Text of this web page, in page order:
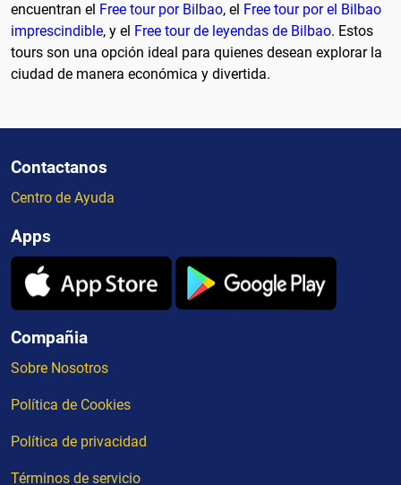
encuentran el Free tour por Bilbao, el Free tour por el Bilbao
imprescindible, y el Free tour de leyendas de Bilbao. Estos
tours son una opción ideal para quienes desean explorar la
ciudad de manera económica y divertida.
Contactanos
Centro de Ayuda
Apps
Compañia
Sobre Nosotros
Política de Cookies
Política de privacidad
Términos de servicio